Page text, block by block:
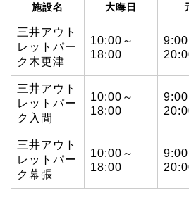
施設名 大晦日
三井アウト
レットパー
ク木更津
10:00～
18:00
9:00
三井アウト
レットパー
ク入間
10:00～
18:00
9:00
三井アウト
レットパー
ク幕張
10:00～
18:00
9:00